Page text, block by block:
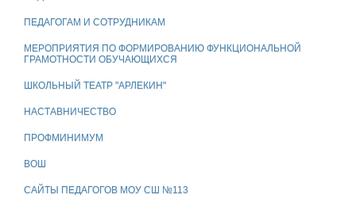
ПЕДАГОГАМ И СОТРУДНИКАМ
МЕРОПРИЯТИЯ ПО ФОРМИРОВАНИЮ ФУНКЦИОНАЛЬНОЙ
ГРАМОТНОСТИ ОБУЧАЮЩИХСЯ
ШКОЛЬНЫЙ ТЕАТР "АРЛЕКИН"
НАСТАВНИЧЕСТВО
ПРОФМИНИМУМ
ВОШ
САЙТЫ ПЕДАГОГОВ МОУ СШ №113